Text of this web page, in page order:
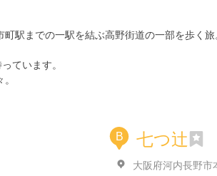
駅までの一駅を結ぶ高野街道の一部を歩く旅
ています。
B 七つ辻
大阪府河内長野市